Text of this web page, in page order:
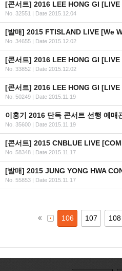
No. 32551 | Date 2015.12.04
[발매] 2015 FTISLAND LIVE [We
No. 34655 | Date 2015.12.02
[콘서트] 2016 LEE HONG GI [LIVE
No. 33852 | Date 2015.12.02
No. 50249 | Date 2015.11.19
No. 35600 | Date 2015.11.19
No. 58348 | Date 2015.11.17
No. 55853 | Date 2015.11.17
106 107 108